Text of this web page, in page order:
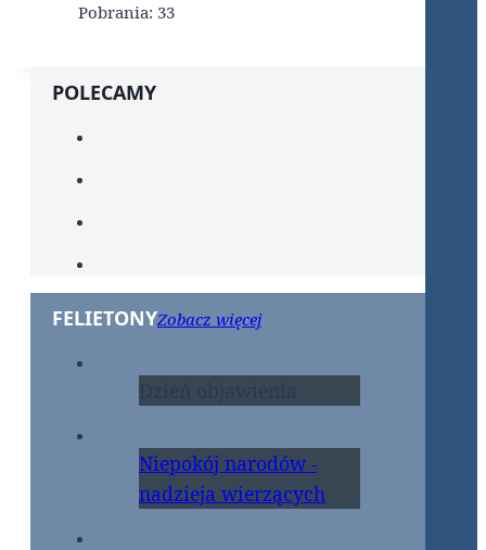
Pobrania: 33
POLECAMY
FELIETONYZobacz więcej
Niepokój narodów -
nadzieja wierzących